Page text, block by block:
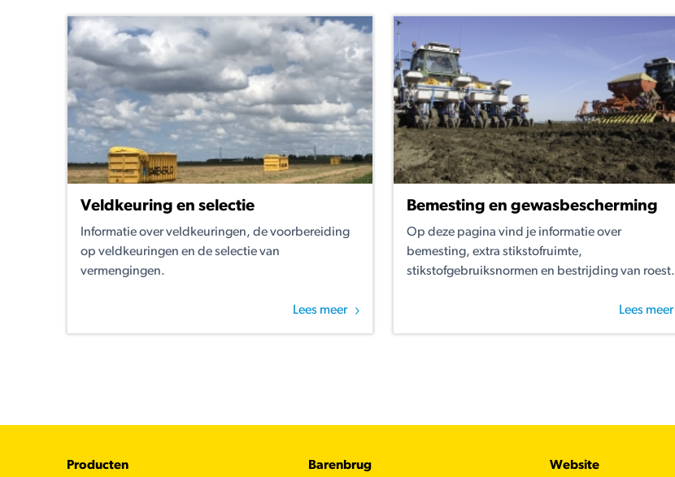
Veldkeuring en selectie
Informatie over veldkeuringen, de voorbereiding
op veldkeuringen en de selectie van
vermengingen.
Lees meer
Bemesting en gewasbescherming
Op deze pagina vind je informatie over
bemesting, extra stikstofruimte,
stikstofgebruiksnormen en bestrijding van roest.
Lees meer
Footer
Producten Barenbrug Website